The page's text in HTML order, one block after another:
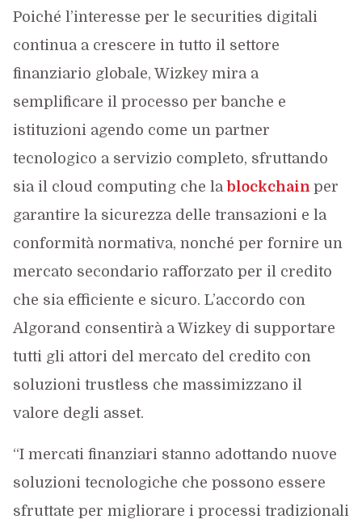
Poiché l’interesse per le securities digitali
continua a crescere in tutto il settore
finanziario globale, Wizkey mira a
semplificare il processo per banche e
istituzioni agendo come un partner
tecnologico a servizio completo, sfruttando
sia il cloud computing che la blockchain per
garantire la sicurezza delle transazioni e la
conformità normativa, nonché per fornire un
mercato secondario rafforzato per il credito
che sia efficiente e sicuro. L’accordo con
Algorand consentirà a Wizkey di supportare
tutti gli attori del mercato del credito con
soluzioni trustless che massimizzano il
valore degli asset.
“I mercati finanziari stanno adottando nuove
soluzioni tecnologiche che possono essere
sfruttate per migliorare i processi tradizionali